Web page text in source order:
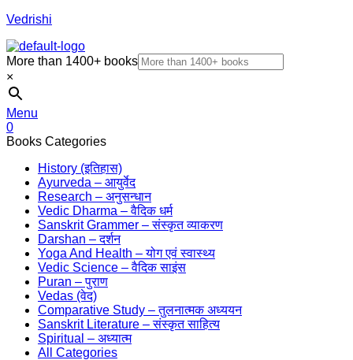
Vedrishi
More than 1400+ books
×
Menu
0
Books Categories
History (इतिहास)
Ayurveda – आयुर्वेद
Research – अनुसन्धान
Vedic Dharma – वैदिक धर्म
Sanskrit Grammer – संस्कृत व्याकरण
Darshan – दर्शन
Yoga And Health – योग एवं स्वास्थ्य
Vedic Science – वैदिक साइंस
Puran – पुराण
Vedas (वेद)
Comparative Study – तुलनात्मक अध्ययन
Sanskrit Literature – संस्कृत साहित्य
Spiritual – अध्यात्म
All Categories